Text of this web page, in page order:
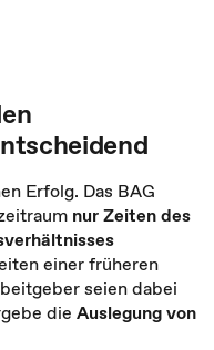
Erfolg. Das BAG
nur Zeiten des
einer früheren
seien dabei
die Auslegung von